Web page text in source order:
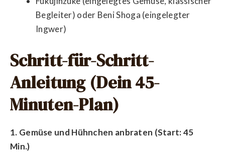
Begleiter) oder Beni Shoga (eingelegter
Ingwer)
Schritt-für-Schritt-
Anleitung (Dein 45-
Minuten-Plan)
1. Gemüse und Hühnchen anbraten (Start: 45
Min.)